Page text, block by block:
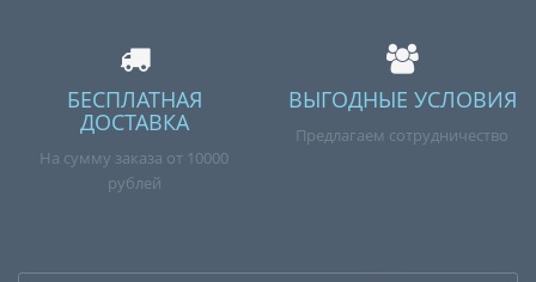
БЕСПЛАТНАЯ
ДОСТАВКА
На сумму заказа от 10000
рублей
ВЫГОДНЫЕ УСЛОВИЯ
Предлагаем сотрудничество